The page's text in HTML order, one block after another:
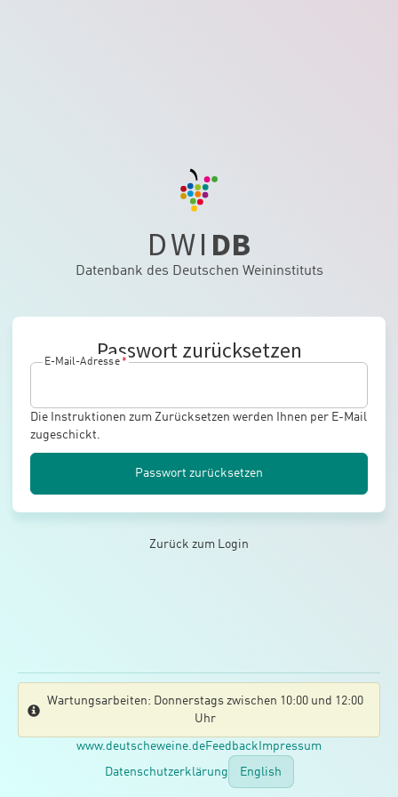
DWI DB
Datenbank des Deutschen Weininstituts
Passwort zurücksetzen
E-Mail-Adresse
Die Instruktionen zum Zurücksetzen werden Ihnen per E-Mail
zugeschickt.
Passwort zurücksetzen
Zurück zum Login
Wartungsarbeiten: Donnerstags zwischen 10:00 und 12:00
Uhr
www.deutscheweine.deFeedback Impressum
Datenschutzerklärung English